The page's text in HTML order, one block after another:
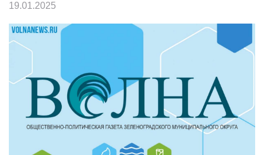
19.01.2025